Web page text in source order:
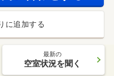
に追加する
最新の
空室状況を聞く